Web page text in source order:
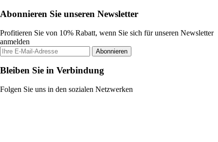
Abonnieren Sie unseren Newsletter
Profitieren Sie von 10% Rabatt, wenn Sie sich für unseren Newsletter
anmelden
Abonnieren
Bleiben Sie in Verbindung
Folgen Sie uns in den sozialen Netzwerken